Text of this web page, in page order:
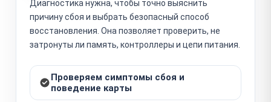
Диагностика нужна, чтобы точно выяснить
причину сбоя и выбрать безопасный способ
восстановления. Она позволяет проверить, не
затронуты ли память, контроллеры и цепи питания.
Проверяем симптомы сбоя и
поведение карты